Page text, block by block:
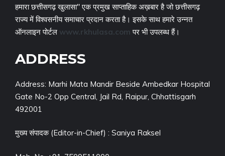
हमारा छत्तीसगढ़ खुलासा" एक प्रमुख साप्ताहिक अख़बार है जो छत्तीसगढ़
राज्य में विश्वसनीय समाचार प्रदान करता है। इसके साथ हमारे उन्नत
ऑनलाइन पोर्टल www.rkhulasa.com पर भी उपलब्ध हैं।
ADDRESS
Address: Marhi Mata Mandir Beside Ambedkar Hospital
Gate No-2 Opp Central, Jail Rd, Raipur, Chhattisgarh
492001
मुख्य संपादक (Editor-in-Chief) : Saniya Raksel